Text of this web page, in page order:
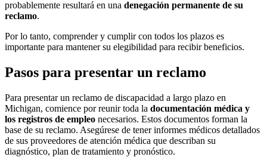
probablemente resultará en una denegación permanente de su
reclamo.
Por lo tanto, comprender y cumplir con todos los plazos es
importante para mantener su elegibilidad para recibir beneficios.
Pasos para presentar un reclamo
Para presentar un reclamo de discapacidad a largo plazo en
Michigan, comience por reunir toda la documentación médica y
los registros de empleo necesarios. Estos documentos forman la
base de su reclamo. Asegúrese de tener informes médicos detallados
de sus proveedores de atención médica que describan su
diagnóstico, plan de tratamiento y pronóstico.